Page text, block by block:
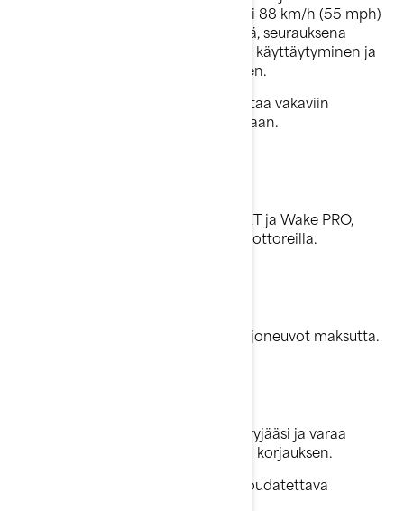
käytön aikana. Kun ajonopeus on yli 88 km/h (55 mph)
ja ajetaan ilman sisäänottosäleikköä, seurauksena
saattaa olla ajoneuvon arvaamaton käyttäytyminen ja
kyydissä olijan sinkoutuminen veteen.
Joissakin olosuhteissa tämä voi johtaa vakaviin
henkilövahinkoihin tai jopa kuolemaan.
Mallivuoden 2019 Sea-Doo GTX, RXT ja Wake PRO,
jotka on varustettu 230- ja 300-moottoreilla.
BRP aikoo korjata kyseessä olevat ajoneuvot maksutta.
Ota yhteys BRP Sea-Doo ‑jälleenmyyjääsi ja varaa
huoltoaika. Jälleenmyyjäsi suorittaa korjauksen.
Jos ajoneuvoa täytyy käyttää, on noudatettava